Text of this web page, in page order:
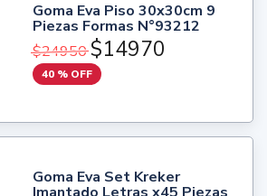
Goma Eva Piso 30x30cm 9
Piezas Formas N°93212
$24950 $14970
40 % OFF
Goma Eva Set Kreker